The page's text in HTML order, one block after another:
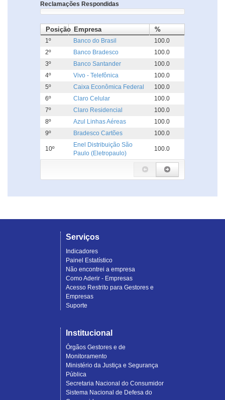
Reclamações Respondidas
Posição Empresa %
1º Banco do Brasil
100.0
2º
Banco Bradesco
100.0
3º
Banco Santander
100.0
4º
Vivo - Telefônica
100.0
5º
Caixa Econômica Federal
100.0
6º
Claro Celular
100.0
7º
Claro Residencial
100.0
8º
Azul Linhas Aéreas
100.0
9º
Bradesco Cartões 100.0
10º
Enel Distribuição São
Paulo (Eletropaulo)
100.0
Serviços
Indicadores
Painel Estatístico
Não encontrei a empresa
Como Aderir - Empresas
Acesso Restrito para Gestores e
Empresas
Suporte
Institucional
Órgãos Gestores e de
Monitoramento
Ministério da Justiça e Segurança
Pública
Secretaria Nacional do Consumidor
Sistema Nacional de Defesa do